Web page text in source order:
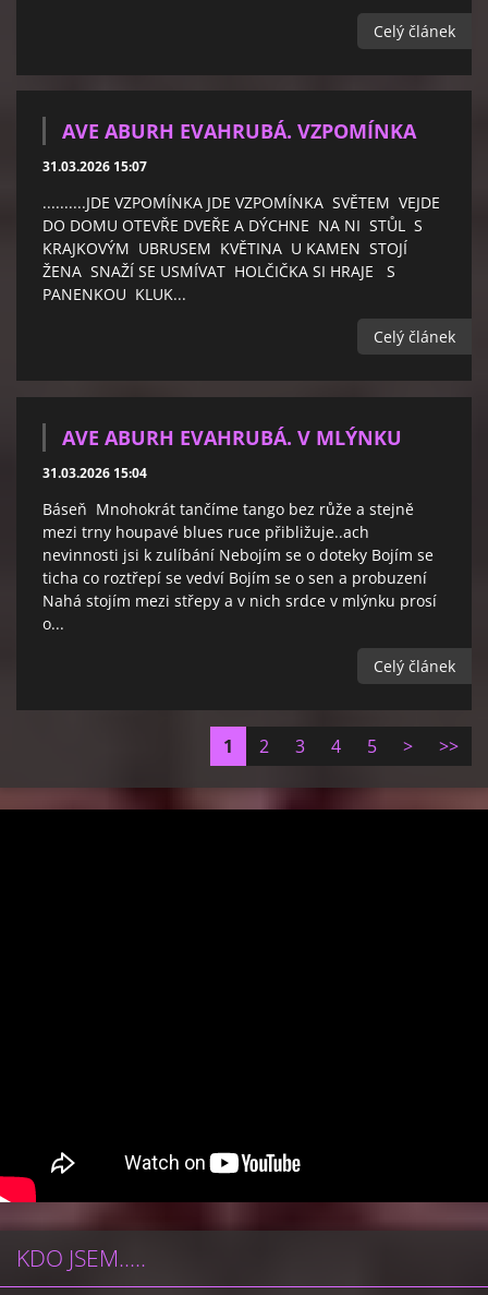
Celý článek
AVE ABURH EVAHRUBÁ. VZPOMÍNKA
31.03.2026 15:07
..........JDE VZPOMÍNKA JDE VZPOMÍNKA SVĚTEM VEJDE
DO DOMU OTEVŘE DVEŘE A DÝCHNE NA NI STŮL S
KRAJKOVÝM UBRUSEM KVĚTINA U KAMEN STOJÍ
ŽENA SNAŽÍ SE USMÍVAT HOLČIČKA SI HRAJE S
PANENKOU KLUK...
Celý článek
AVE ABURH EVAHRUBÁ. V MLÝNKU
31.03.2026 15:04
Báseň Mnohokrát tančíme tango bez růže a stejně
mezi trny houpavé blues ruce přibližuje..ach
nevinnosti jsi k zulíbání Nebojím se o doteky Bojím se
ticha co roztřepí se vedví Bojím se o sen a probuzení
Nahá stojím mezi střepy a v nich srdce v mlýnku prosí
o...
Celý článek
1 2 3 4 5 > >>
KDO JSEM.....